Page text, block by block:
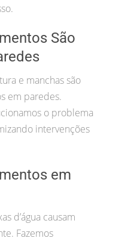
São
e manchas são
em paredes.
o problema
intervenções
em
d’água causam
Fazemos